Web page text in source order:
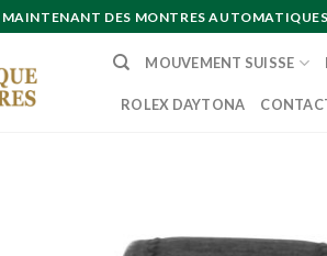
DES MONTRES
MOUVEMENT SUISSE
ROLEX DAYTONA